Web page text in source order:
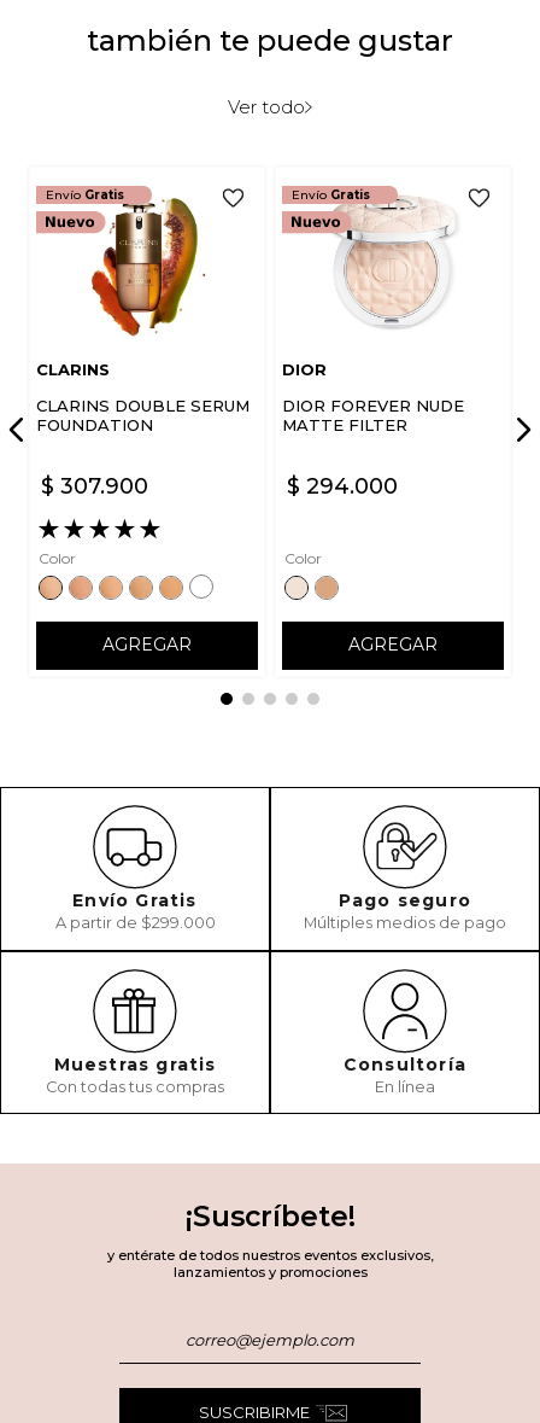
también te puede gustar
Ver todo
Envío Gratis
CLARINS
CLARINS DOUBLE SERUM
FOUNDATION
$ 307.900
★★★★★
Color
AGREGAR
Envío Gratis
DIOR
DIOR FOREVER NUDE
MATTE FILTER
$ 294.000
Color
AGREGAR
Envío Gratis
A partir de $299.000
Pago seguro
Múltiples medios de pago
Muestras gratis
Con todas tus compras
Consultoría
En línea
¡Suscríbete!
y entérate de todos nuestros eventos exclusivos,
lanzamientos y promociones
SUSCRIBIRME